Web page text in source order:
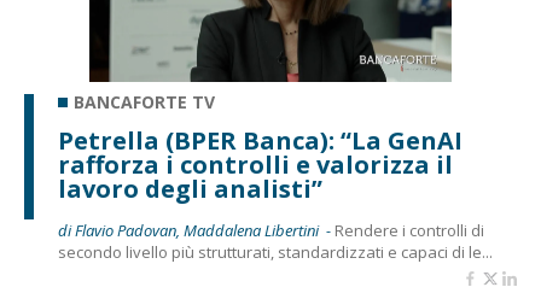
BANCAFORTE TV
Petrella (BPER Banca): “La GenAI
rafforza i controlli e valorizza il
lavoro degli analisti”
di Flavio Padovan, Maddalena Libertini - Rendere i controlli di
secondo livello più strutturati, standardizzati e capaci di le...